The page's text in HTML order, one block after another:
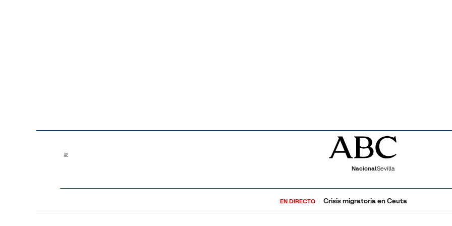
NacionalSevilla
EN DIRECTO Crisis migratoria en Ceuta